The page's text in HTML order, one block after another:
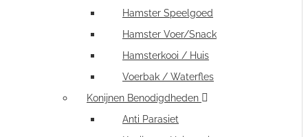
Hamster Speelgoed
Hamster Voer/Snack
Hamsterkooi / Huis
Voerbak / Waterfles
Konijnen Benodigdheden
Anti Parasiet